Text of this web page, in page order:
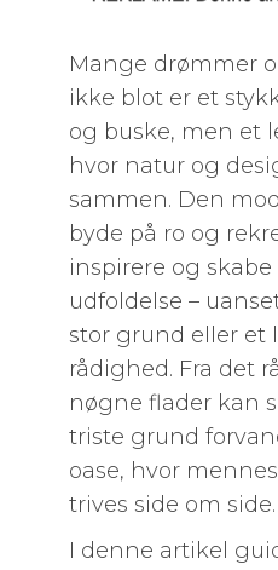
Mange drømmer
ikke blot er et
og buske, men et
hvor natur og
sammen. Den
byde på ro og
inspirere og
udfoldelse –
stor grund eller et
rådighed. Fra det
nøgne flader kan
triste grund
oase, hvor
trives side om side.
I denne artikel